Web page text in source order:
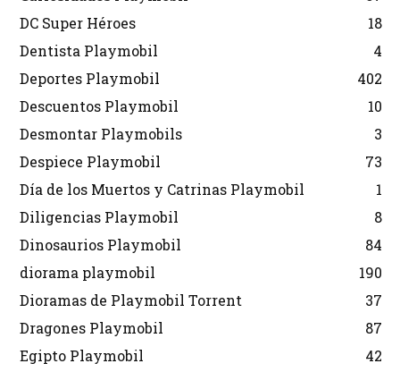
DC Super Héroes
18
Dentista Playmobil
4
Deportes Playmobil
402
Descuentos Playmobil
10
Desmontar Playmobils
3
Despiece Playmobil
73
Día de los Muertos y Catrinas Playmobil
1
Diligencias Playmobil
8
Dinosaurios Playmobil
84
diorama playmobil
190
Dioramas de Playmobil Torrent
37
Dragones Playmobil
87
Egipto Playmobil
42